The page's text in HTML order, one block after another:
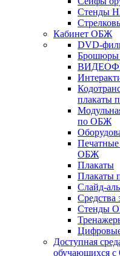
Стенды
Кабинет ОБЖ
DVD-
плакаты
по ОБЖ
ОБЖ
Плакаты
Плакаты
Слайд-
Стенды
Доступная
обучающихся